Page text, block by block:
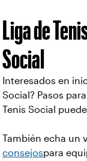
Liga de
Social
Interesados en
Social? Pasos
Tenis Social
También echa un
consejospara